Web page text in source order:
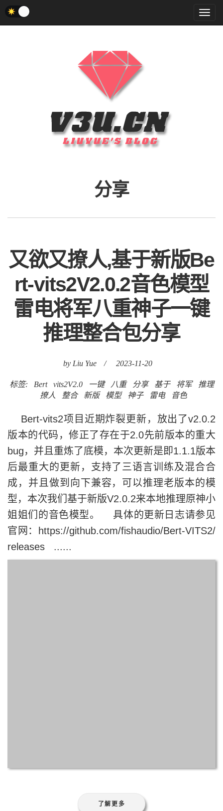
菜
单
分享
又欲又撩人,基于新版Be
rt-vits2V2.0.2音色模型
雷电将军八重神子一键
推理整合包分享
by Liu Yue / 2023-11-20
标签: Bert vits2V2.0 一键 八重 分享 基于 将军
推理
撩人
整合 新版 模型 神子 雷电 音色
Bert-vits2项目近期炸裂更新，放出了v2.0.2
版本的代码，修正了存在于2.0先前版本的重大
bug，并且重炼了底模，本次更新是即1.1.1版本
后最重大的更新，支持了三语言训练及混合合
成，并且做到向下兼容，可以推理老版本的模
型，本次我们基于新版V2.0.2来本地推理原神小
姐姐们的音色模型。 具体的更新日志请参见
官网：https://github.com/fishaudio/Bert-VITS2/
releases ......
了解更多